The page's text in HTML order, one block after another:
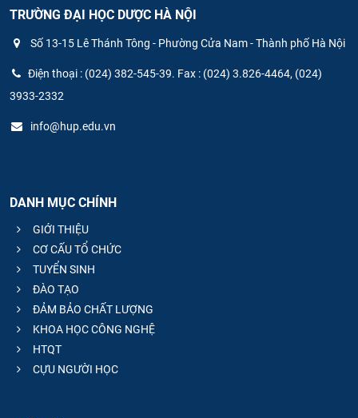
TRƯỜNG ĐẠI HỌC DƯỢC HÀ NỘI
Số 13-15 Lê Thánh Tông - Phường Cửa Nam - Thành phố Hà Nội
Điện thoại : (024) 382-545-39. Fax : (024) 3.826-4464, (024)
3933-2332
info@hup.edu.vn
DANH MỤC CHÍNH
GIỚI THIỆU
CƠ CẤU TỔ CHỨC
TUYỂN SINH
ĐÀO TẠO
ĐẢM BẢO CHẤT LƯỢNG
KHOA HỌC CÔNG NGHỆ
HTQT
CỰU NGƯỜI HỌC